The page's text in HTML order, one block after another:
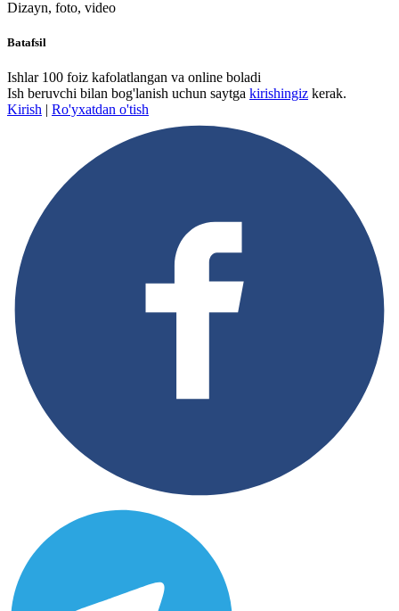
Dizayn, foto, video
Batafsil
Ishlar 100 foiz kafolatlangan va online boladi
Ish beruvchi bilan bog'lanish uchun saytga kirishingiz kerak.
Kirish | Ro'yxatdan o'tish